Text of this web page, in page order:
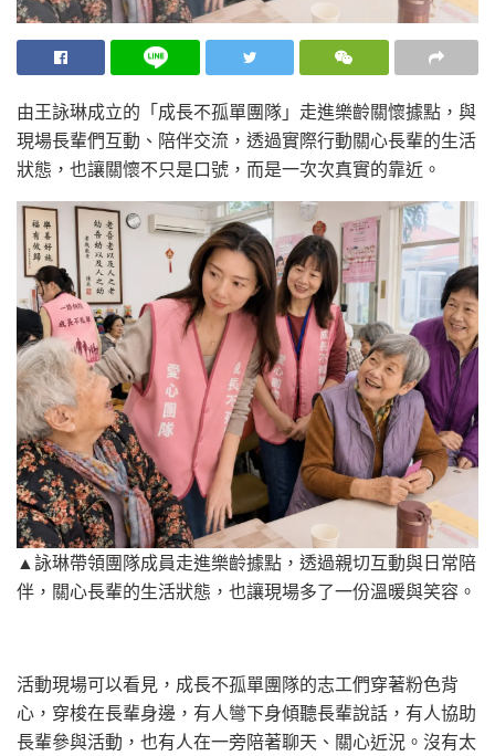
由王詠琳成立的「成長不孤單團隊」走進樂齡關懷據點，與
現場長輩們互動、陪伴交流，透過實際行動關心長輩的生活
狀態，也讓關懷不只是口號，而是一次次真實的靠近。
▲詠琳帶領團隊成員走進樂齡據點，透過親切互動與日常陪
伴，關心長輩的生活狀態，也讓現場多了一份溫暖與笑容。
活動現場可以看見，成長不孤單團隊的志工們穿著粉色背
心，穿梭在長輩身邊，有人彎下身傾聽長輩說話，有人協助
長輩參與活動，也有人在一旁陪著聊天、關心近況。沒有太